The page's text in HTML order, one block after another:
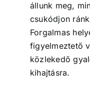
állunk meg,
csukódjon
Forgalmas
figyelmeztető
közlekedő
kihajtásra.